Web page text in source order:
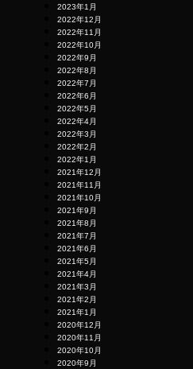
2023年1月
2022年12月
2022年11月
2022年10月
2022年9月
2022年8月
2022年7月
2022年6月
2022年5月
2022年4月
2022年3月
2022年2月
2022年1月
2021年12月
2021年11月
2021年10月
2021年9月
2021年8月
2021年7月
2021年6月
2021年5月
2021年4月
2021年3月
2021年2月
2021年1月
2020年12月
2020年11月
2020年10月
2020年9月